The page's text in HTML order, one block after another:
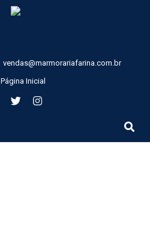
vendas@marmorariafarina.com.br
Página Inicial